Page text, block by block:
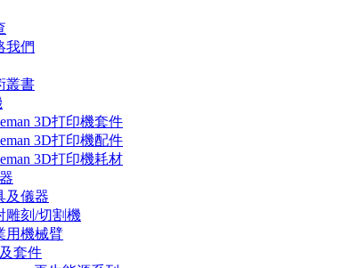
我們
叢書
3D打印機套件
3D打印機配件
3D打印機耗材
及儀器
雕刻/切割機
用機械臂
套件